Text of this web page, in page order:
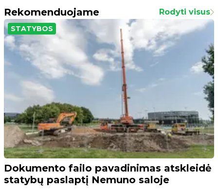
Rekomenduojame Rodyti visus
STATYBOS
Dokumento failo pavadinimas atskleidė
statybų paslaptį Nemuno saloje